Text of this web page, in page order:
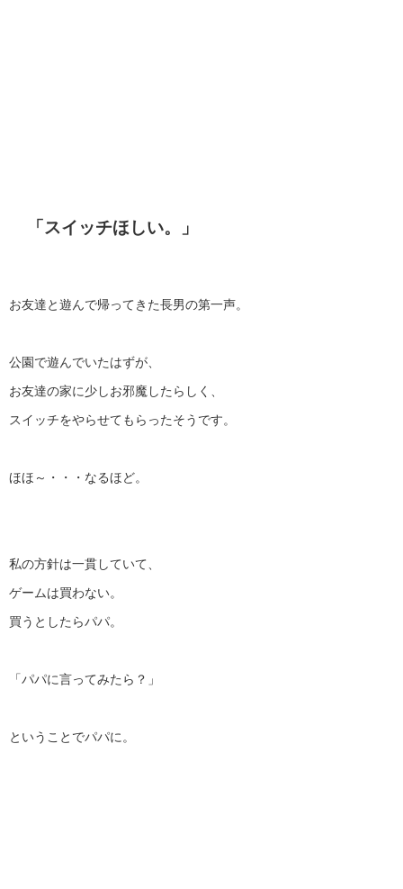
「スイッチほしい。」
お友達と遊んで帰ってきた長男の第一声。
公園で遊んでいたはずが、
お友達の家に少しお邪魔したらしく、
スイッチをやらせてもらったそうです。
ほほ～・・・なるほど。
私の方針は一貫していて、
ゲームは買わない。
買うとしたらパパ。
「パパに言ってみたら？」
ということでパパに。